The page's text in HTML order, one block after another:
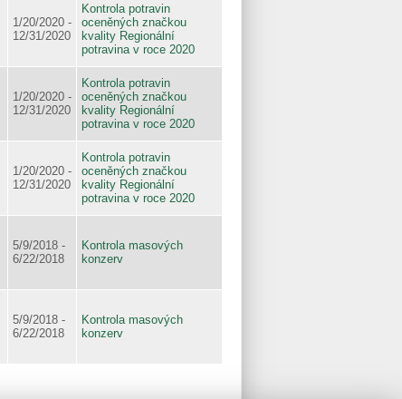
1/20/2020 -
12/31/2020
Kontrola potravin
oceněných značkou
kvality Regionální
potravina v roce 2020
1/20/2020 -
12/31/2020
Kontrola potravin
oceněných značkou
kvality Regionální
potravina v roce 2020
1/20/2020 -
12/31/2020
Kontrola potravin
oceněných značkou
kvality Regionální
potravina v roce 2020
5/9/2018 -
6/22/2018
Kontrola masových
konzerv
5/9/2018 -
6/22/2018
Kontrola masových
konzerv